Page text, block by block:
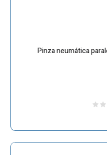
Pinza neumática